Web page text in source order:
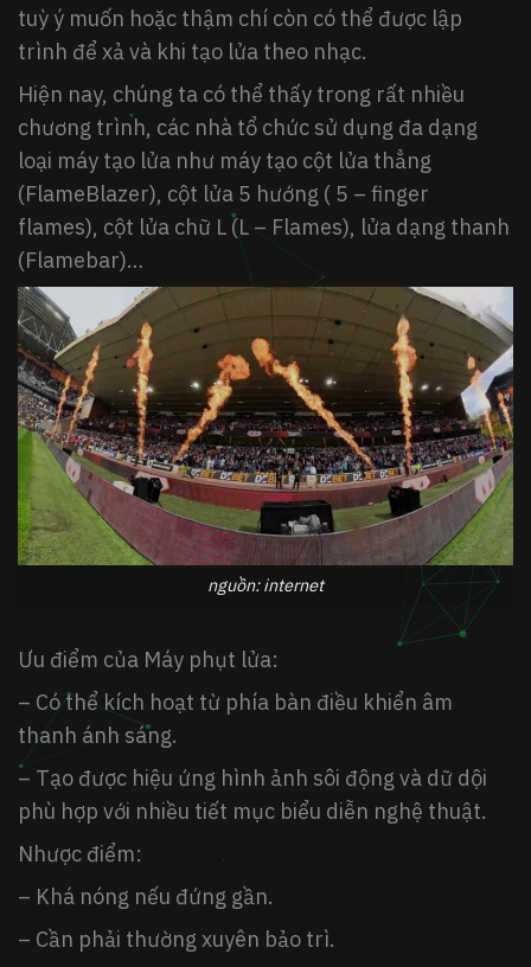
tuỳ ý muốn hoặc thậm chí còn có thể được lập
trình để xả và khi tạo lửa theo nhạc.
Hiện nay, chúng ta có thể thấy trong rất nhiều
chương trình, các nhà tổ chức sử dụng đa dạng
loại máy tạo lửa như máy tạo cột lửa thẳng
(FlameBlazer), cột lửa 5 hướng ( 5 – finger
flames), cột lửa chữ L (L – Flames), lửa dạng thanh
(Flamebar)…
nguồn: internet
Ưu điểm của Máy phụt lửa:
– Có thể kích hoạt từ phía bàn điều khiển âm
thanh ánh sáng.
– Tạo được hiệu ứng hình ảnh sôi động và dữ dội
phù hợp với nhiều tiết mục biểu diễn nghệ thuật.
Nhược điểm:
– Khá nóng nếu đứng gần.
– Cần phải thường xuyên bảo trì.